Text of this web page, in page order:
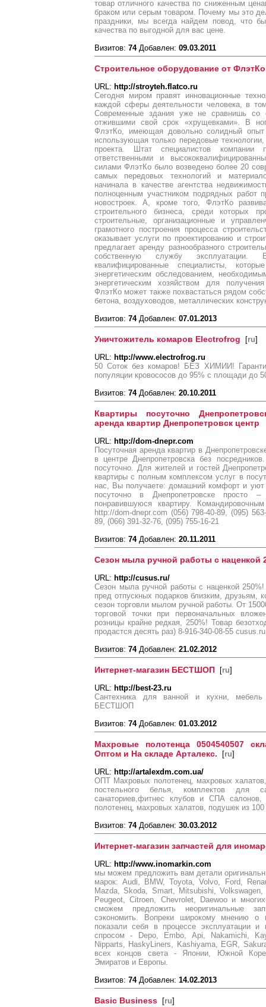
товар отличного качества по сниженным
браком или серым товаром. Почему мы это
праздники, мы всегда найдем повод, что
качества по выгодной для вас цене.
Визитов: 74Добавлен: 09.03.2011
Строительное оборудование от ФлэтКо
URL: http://stroyteh.flatco.ru
Сегодня миром правят инновационные
каждой сферы деятельности человека, в
Современные здания уже не сравнишь
отжившими свой срок «хрущевками». В
ФлэтКо, имеющая довольно солидный
использующая только передовые
проекта. Штат специалистов компании
ответственными и
силами ФлэтКо было возведено более 20
самых передовых технологий и
начинала в качестве агентства
полноценным участником подрядных работ
новостроек. А, кроме того, ФлэтКо
строительного бизнеса, среди которых
строительные, организационные и
грамотного построения процесса
оказывает услуги по проектированию и
предлагает аренду разнообразного
собственную службу
квалифицированные специалисты,
энергетическим обследованием,
энергетическим хозяйством для
ФлэтКо может также похвастаться рядом
бетона, воздуховодов, металлических
Визитов: 74Добавлен: 07.01.2013
Уничтожитель комаров Electrofrog [ru]
URL: http://www.electrofrog.ru
50 Соток без комаров! БЕЗ ХИМИИ!
популяции кровососов до 95% с площади до
Визитов: 74Добавлен: 20.10.2011
Квартиры посуточно
аренда квартир Днепропетровск центр
URL: http://dom-dnepr.com
Посуточная аренда квартир в
в центре Днепропетровска без
посуточно. Для жителей и гостей
квартиры с полным комплексом услуг в
нас, Вы получаете: домашний комфорт и уют
посуточно в Днепропетровске просто
понравившуюся квартиру.
http://dom-dnepr.com (056) 798-40-89, (095)
89, (066) 391-32-76, (095) 755-16-21
Визитов: 74Добавлен: 20.11.2011
Сезон мыла ручной работы с наценкой
URL: http://cusus.ru/
Сезон мыла ручной работы с наценкой
пред отпускных подарков близким, друзьям,
сезон торговли мылом ручной работы. От
торговой точки при первоначальных
розницы крайне редкая, 250%! Товар
продастся десять раз) 8-916-340-08-55 cusus.ru
Визитов: 74Добавлен: 21.02.2012
Интернет-магазин БЕСТШОП [ru]
URL: http://best-23.ru
Сантехника для ванной и кухни,
БЕСТШОП
Визитов: 74Добавлен: 01.03.2012
Махровые полотенца 0504540507
Оптом и На складе Арталекс. [ru]
URL: http://artalexdm.com.ua/
ОПТ Махровых полотенец, махровых
постельного белья, комплектов для
санаториев,фитнес клубов и СПА салонов,
полотенец, махровых халатов, подушек из
Визитов: 74Добавлен: 30.03.2012
Интернет-магазин запчастей для
URL: http://www.inomarkin.com
мы можем предложить вам детали
марок: Audi, BMW, Toyota, Volvo, Ford,
Mazda, Skoda, Smart, Mitsubishi,
Peugeot, Citroen, Chevrolet, Daewoo и
сможем предложить неоригинальные
сэкономить. Вопреки широкому мнению о
показали себя в процессе эксплуатации
спросом - Depo, Embo, Api, Nakamichi,
Nipparts, HaskyLiners, Kashiyama, EGR,
всех концов света - Японии, Южной
Эмиратов и Европы.
Визитов: 74Добавлен: 14.02.2013
Basic Business [ru]